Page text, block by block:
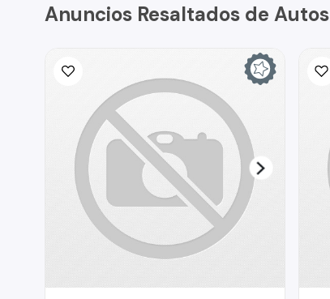
Anuncios Resaltados de Autos